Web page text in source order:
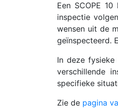
Een SCOPE
inspectie
wensen uit de
geïnspecteerd.
In deze
verschillende
specifieke
Zie de pagina